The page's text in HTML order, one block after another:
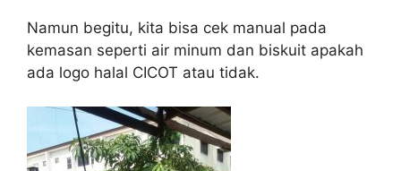
Namun begitu, kita bisa cek manual pada
kemasan seperti air minum dan biskuit apakah
ada logo halal CICOT atau tidak.